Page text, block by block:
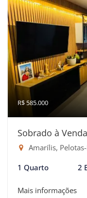
R$ 585.000
Sobrado à
Amarílis, Pelotas-
1 Quarto 2
Mais informações